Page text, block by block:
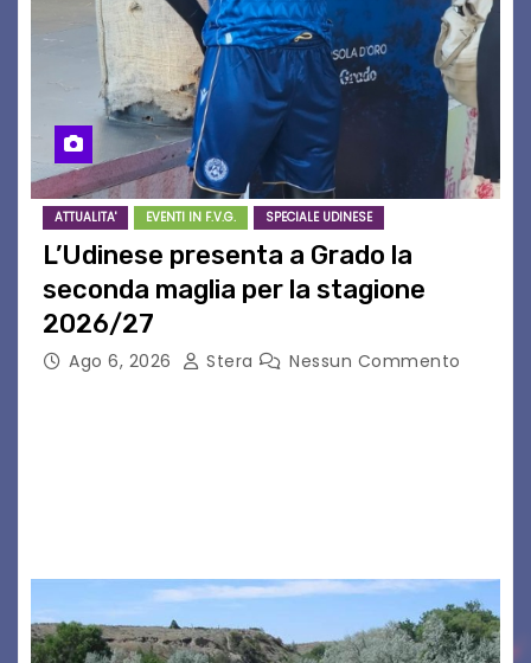
ATTUALITA' EVENTI IN F.V.G. SPECIALE UDINESE
L’Udinese presenta a Grado la
seconda maglia per la stagione
2026/27
Ago 6, 2026 Stera Nessun Commento